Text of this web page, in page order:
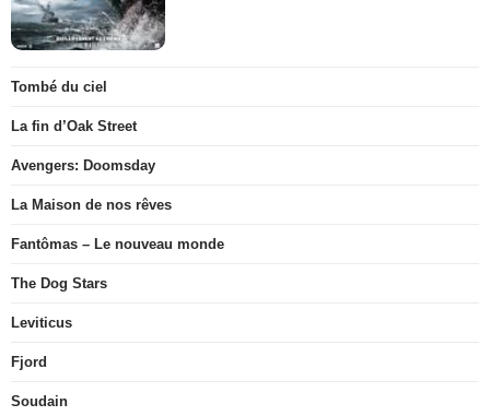
Tombé du ciel
La fin d’Oak Street
Avengers: Doomsday
La Maison de nos rêves
Fantômas – Le nouveau monde
The Dog Stars
Leviticus
Fjord
Soudain